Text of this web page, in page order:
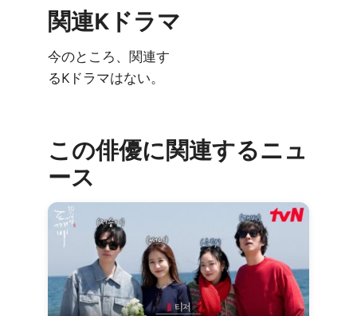
関連Kドラマ
今のところ、関連す
るKドラマはない。
この俳優に関連するニュ
ース